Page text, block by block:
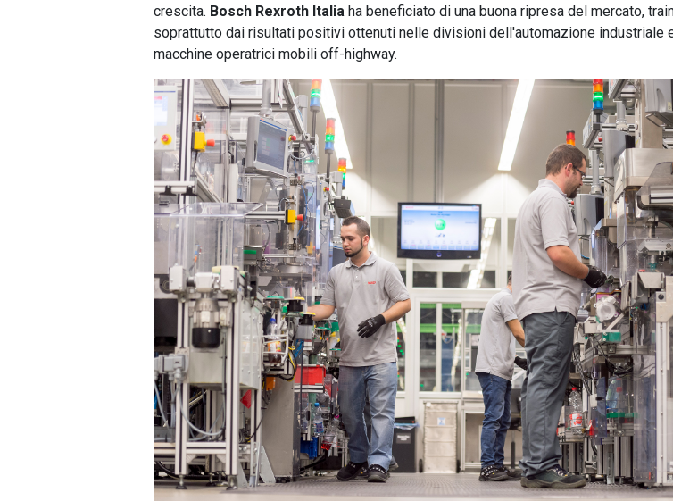
crescita. Bosch Rexroth Italia ha beneficiato di una buona ripresa del mercato,
soprattutto dai risultati positivi ottenuti nelle divisioni dell'automazione industriale
macchine operatrici mobili off-highway.